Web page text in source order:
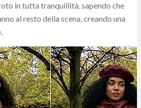
in tutta tranquillità, sapendo che
al resto della scena, creando una